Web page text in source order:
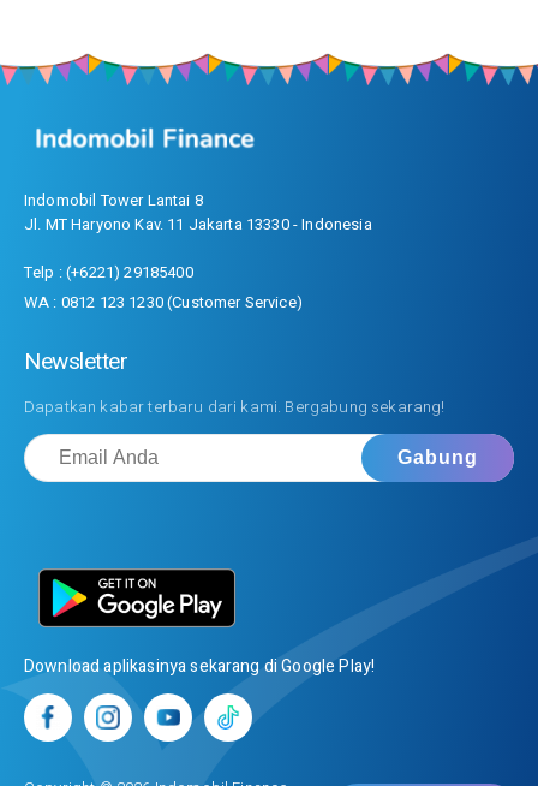
Indomobil Tower Lantai 8
Jl. MT Haryono Kav. 11 Jakarta 13330 - Indonesia
Telp : (+6221) 29185400
WA : 0812 123 1230 (Customer Service)
Newsletter
Dapatkan kabar terbaru dari kami. Bergabung sekarang!
Download aplikasinya sekarang di Google Play!